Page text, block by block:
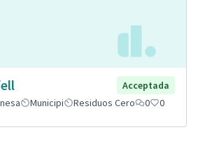
Acceptada
Municipi Residuos Cero 0 0